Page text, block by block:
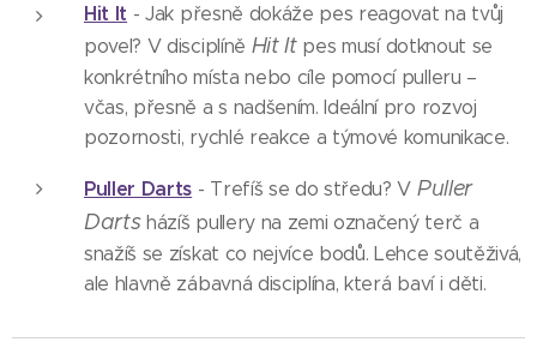
Hit It - Jak přesně dokáže pes reagovat na tvůj
povel? V disciplíně Hit Itpes musí dotknout se
konkrétního místa nebo cíle pomocí pulleru –
včas, přesně a s nadšením. Ideální pro rozvoj
pozornosti, rychlé reakce a týmové komunikace.
Puller Darts - Trefíš se do středu? V Puller
Dartsházíš pullery na zemi označený terč a
snažíš se získat co nejvíce bodů. Lehce soutěživá,
ale hlavně zábavná disciplína, která baví i děti.